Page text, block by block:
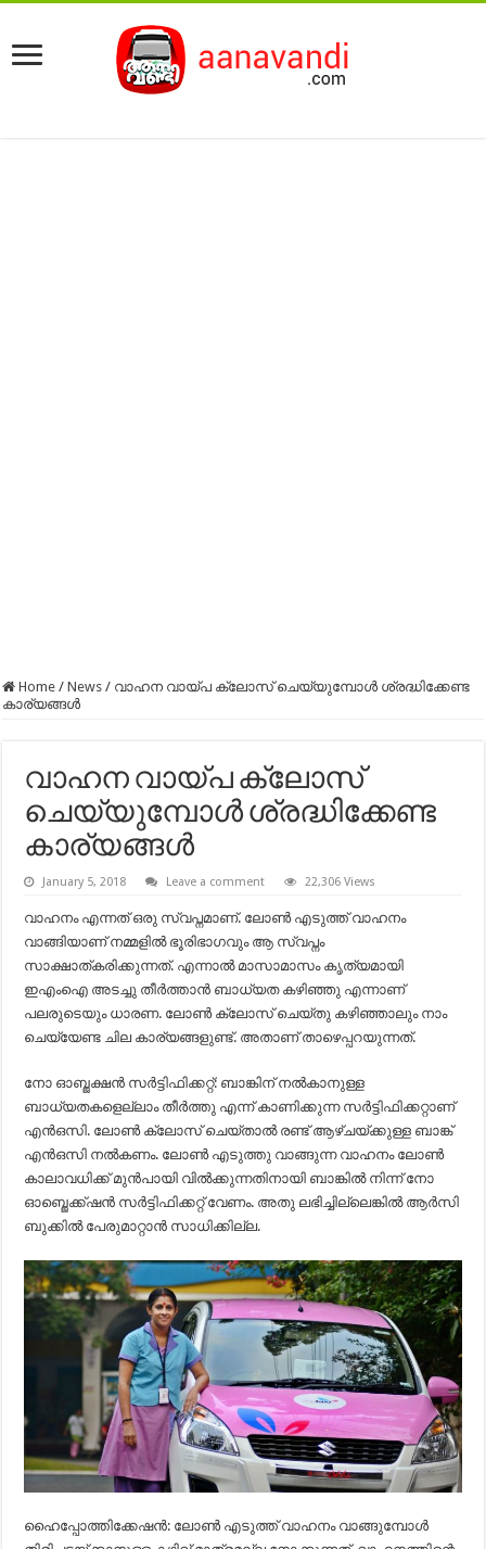
Home / News / വാഹന വായ്‍പ ക്ലോസ് ചെയ്യുമ്പോൾ ശ്രദ്ധിക്കേണ്ട
കാര്യങ്ങള്‍
വാഹന വായ്‍പ ക്ലോസ്
ചെയ്യുമ്പോൾ ശ്രദ്ധിക്കേണ്ട
കാര്യങ്ങള്‍
January 5, 2018 Leave a comment 22,306 Views
വാഹനം എന്നത് ഒരു സ്വപ്നമാണ്. ലോൺ എടുത്ത് വാഹനം
വാങ്ങിയാണ് നമ്മളില്‍ ഭൂരിഭാഗവും ആ സ്വപ്നം
സാക്ഷാത്കരിക്കുന്നത്. എന്നാല്‍ മാസാമാസം കൃത്യമായി
ഇഎംഐ അടച്ചു തീർത്താൻ ബാധ്യത കഴിഞ്ഞു എന്നാണ്
പലരുടെയും ധാരണ. ലോൺ ക്ലോസ് ചെയ്തു കഴിഞ്ഞാലും നാം
ചെയ്യേണ്ട ചില കാര്യങ്ങളുണ്ട്. അതാണ് താഴെപ്പറയുന്നത്.
നോ ഓബ്ജക്ഷൻ സർട്ടിഫിക്കറ്റ്: ബാങ്കിന് നൽ‌കാനുള്ള
ബാധ്യതകളെല്ലാം തീർത്തു എന്ന് കാണിക്കുന്ന സർട്ടിഫിക്കറ്റാണ്
എൻഒസി. ലോൺ ക്ലോസ് ചെയ്താൽ രണ്ട് ആഴ്ചയ്ക്കുള്ള ബാങ്ക്
എൻഒസി നൽകണം. ലോൺ എടുത്തു വാങ്ങുന്ന വാഹനം ലോൺ
കാലാവധിക്ക് മുൻപായി വിൽക്കുന്നതിനായി ബാങ്കിൽ നിന്ന് നോ
ഓബ്ജെക്ക്ഷൻ സർട്ടിഫിക്കറ്റ് വേണം. അതു ലഭിച്ചില്ലെങ്കിൽ ആർസി
ബുക്കിൽ പേരുമാറ്റാൻ സാധിക്കില്ല.
ഹൈപ്പോത്തിക്കേഷൻ: ലോൺ എടുത്ത് വാഹനം വാങ്ങുമ്പോൾ